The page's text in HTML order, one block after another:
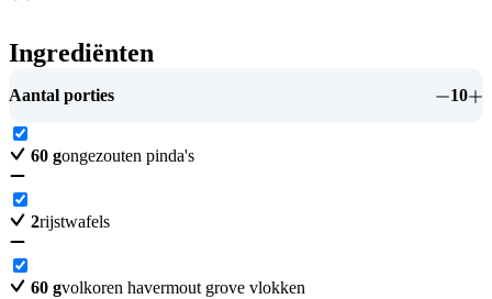
Ingrediënten
Aantal porties 10
60 gongezouten pinda's
2rijstwafels
60 gvolkoren havermout grove vlokken